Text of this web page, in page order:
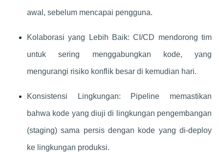
awal, sebelum mencapai pengguna.
Kolaborasi yang Lebih Baik: CI/CD mendorong tim
untuk sering menggabungkan kode, yang
mengurangi risiko konflik besar di kemudian hari.
Konsistensi Lingkungan: Pipeline memastikan
bahwa kode yang diuji di lingkungan pengembangan
(staging) sama persis dengan kode yang di-deploy
ke lingkungan produksi.